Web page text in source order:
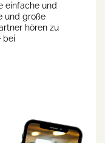
einfache und
und große
hören zu
bei